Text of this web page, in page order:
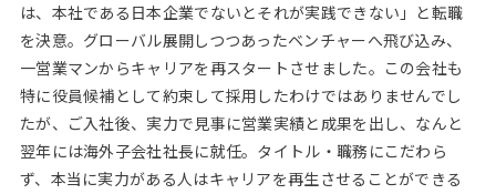
は、本社である日本企業でないとそれが実践できない」と転職
を決意。グローバル展開しつつあったベンチャーへ飛び込み、
一営業マンからキャリアを再スタートさせました。この会社も
特に役員候補として約束して採用したわけではありませんでし
たが、ご入社後、実力で見事に営業実績と成果を出し、なんと
翌年には海外子会社社長に就任。タイトル・職務にこだわら
ず、本当に実力がある人はキャリアを再生させることができる